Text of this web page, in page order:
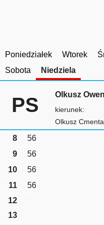
Poniedziałek Wtorek
Sobota
Niedziela
PS Olkusz
kierunek:
Olkusz
8
56
9
56
10
56
11
56
12
13